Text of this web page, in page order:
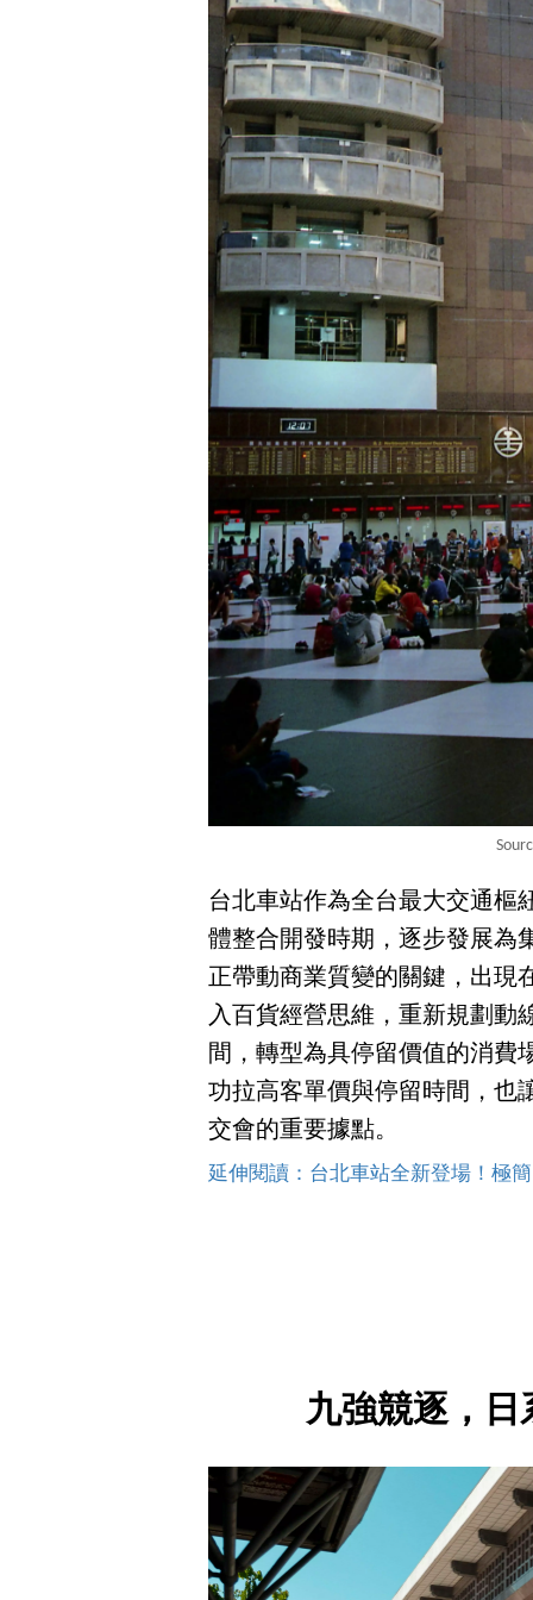
台北車站作為全台最大交通樞
體整合開發時期，逐步發展為
正帶動商業質變的關鍵，出現
入百貨經營思維，重新規劃動
間，轉型為具停留價值的消費
功拉高客單價與停留時間，也
交會的重要據點。
延伸閱讀：台北車站全新登場！極
九強競逐，